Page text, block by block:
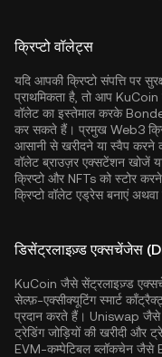
क्रिप्टो वॉलेट्स
यदि आपकी क्रिप्टो संपत्ति पर
प्राथमिकता है, तो आप KuCoin
वॉलेट का इस्तेमाल करके
कर सकते हैं। प्रमुख Web3
आसानी से खरीदने या स्वैप करने
वॉलेट ब्राउज़र एक्सटेंशन खोजें
क्रिप्टो और NFTs को स्टोर
क्रिप्टो वॉलेट एड्रेस बनाएं अथवा
डिसेंट्रलाइज़्ड एक्सचेंजेस
KuCoin जैसे सेंट्रलाइज़्ड
सेल्फ़-एक्सीक्यूटिंग स्मार्ट
प्रदान करते हैं। Uniswap जैसे
ट्रेडिंग जोड़ियों की खरीदी और
EVM-कम्पेटिबल ब्लॉकचेन जैसे